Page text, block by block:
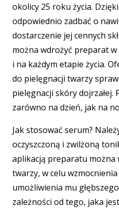
okolicy 25 roku życia.
odpowiednio zadbać o
dostarczenie jej cennych
można wdrożyć preparat
i na każdym etapie życia.
do pielęgnacji twarzy
pielęgnacji skóry
zarówno na dzień, jak na
Jak stosować serum?
oczyszczoną i zwilżoną
aplikacją preparatu
twarzy, w celu
umożliwienia mu
zależności od tego, jaka